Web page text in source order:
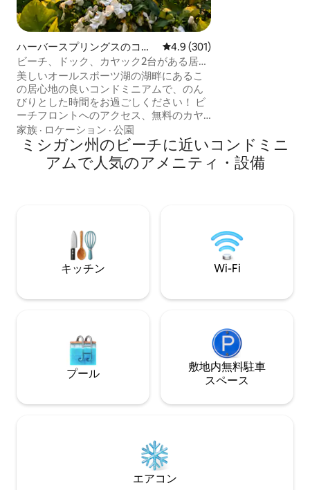
ハーバースプリングスのコン
ドミニアム
レビュー301件、5つ星中4.9つ
4.9 (301)
ビーチ、ドック、カヤック2台がある居心
地の良い湖畔のコンドミニアム
美しいオールスポーツ湖の湖畔にあるこ
の居心地の良いコンドミニアムで、のん
びりとした時間をお過ごしください！ ビ
ーチフロントへのアクセス、無料のカヤ
ック2台、ボートスリップ（季節限定でご
利用可能。事前にご相談ください）をお
楽しみください。 ナブズノブとボインハ
イランズからわずか8分の場所にあるの
分）、マキナック島フェリー（30分）を
お楽しみください。 年間を通じて、ミシ
ガン州北部での休暇の拠点として最適で
家族 · ロケーション · 公園
ミシガン州のビーチに近いコンドミニ
アムで人気のアメニティ・設備
キッチン Wi-Fi
プール
敷地内無料駐⁠車
ス⁠ペ⁠ー⁠ス
エアコン